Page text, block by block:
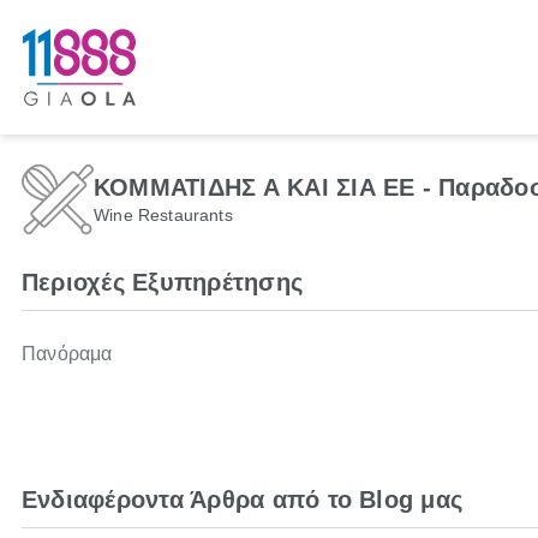
ΚΟΜΜΑΤΙΔΗΣ Α ΚΑΙ ΣΙΑ ΕΕ -
Wine Restaurants
Περιοχές Εξυπηρέτησης
Πανόραμα
Ενδιαφέροντα Άρθρα από το Blog μας